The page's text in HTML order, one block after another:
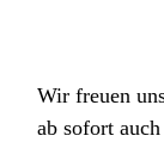
Wir freuen
ab sofort